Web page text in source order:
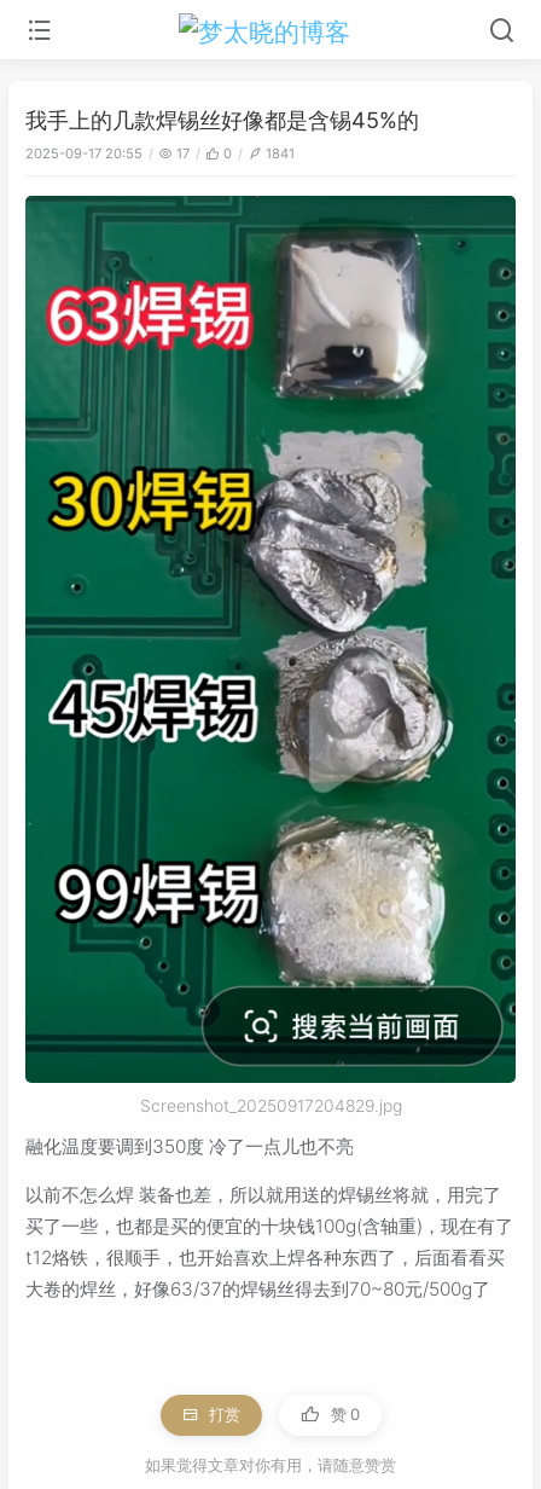
我手上的几款焊锡丝好像都是含锡45%的
2025-09-17 20:55 17 0 1841
Screenshot_20250917204829.jpg
融化温度要调到350度 冷了一点儿也不亮
以前不怎么焊 装备也差，所以就用送的焊锡丝将就，用完了
买了一些，也都是买的便宜的十块钱100g(含轴重)，现在有了
t12烙铁，很顺手，也开始喜欢上焊各种东西了，后面看看买
大卷的焊丝，好像63/37的焊锡丝得去到70~80元/500g了
打赏 赞 0
如果觉得文章对你有用，请随意赞赏